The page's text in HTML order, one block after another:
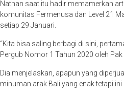
Nathan saat itu hadir memamerkan
komunitas Fermenusa dan Level 21
setiap 29 Januari.
“Kita bisa saling berbagi di sini,
Pergub Nomor 1 Tahun 2020 oleh Pak
Dia menjelaskan, apapun yang
minuman arak Bali yang enak tetapi